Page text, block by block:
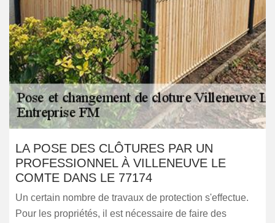
LA POSE DES CLÔTURES PAR UN
PROFESSIONNEL À VILLENEUVE LE
COMTE DANS LE 77174
Un certain nombre de travaux de protection s'effectue.
Pour les propriétés, il est nécessaire de faire des